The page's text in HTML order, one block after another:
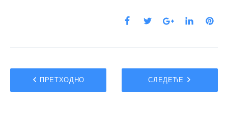
ПРЕТХОДНО СЛЕДЕЋЕ